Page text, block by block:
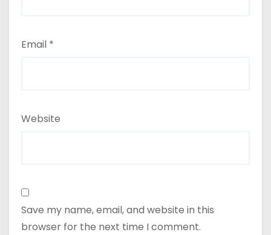
Email *
Website
Save my name, email, and website in this
browser for the next time I comment.